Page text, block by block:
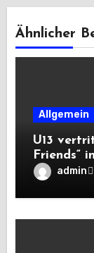
Ähnlicher
Allgemein
U13
Friends“
admin